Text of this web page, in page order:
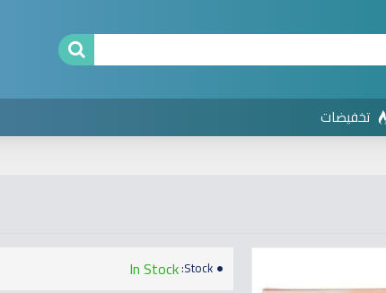
تخفيضات
Stock:
In Stock